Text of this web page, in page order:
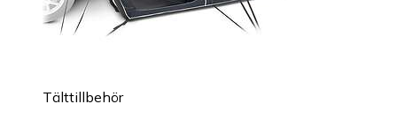
Tälttillbehör